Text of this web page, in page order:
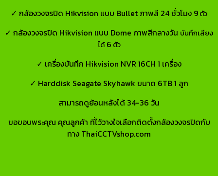
✓ กล้องวงจรปิด Hikvision แบบ Bullet ภาพสี 24 ชั่วโมง 9ตัว
✓ กล้องวงจรปิด Hikvision แบบ Dome ภาพสีกลางวัน บันทึกเสียง
ได้6 ตัว
✓ เครื่องบันทึก Hikvision NVR 16CH 1 เครื่อง
✓ Harddisk Seagate Skyhawk ขนาด 6TB 1 ลูก
สามารถดูย้อนหลังได้ 34-36 วัน
ขอขอบพระคุณ คุณลูกค้า ที่ไว้วางใจเลือกติดตั้งกล้องวงจรปิดกับ
ทาง ThaiCCTVshop.com